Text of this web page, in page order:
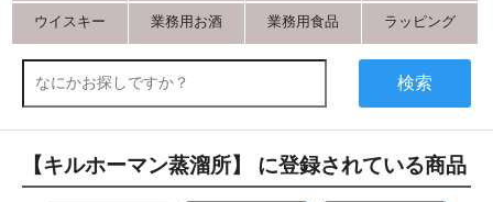
ウイスキー 業務用お酒 業務用食品 ラッピング
検索
【キルホーマン蒸溜所】 に登録されている商品